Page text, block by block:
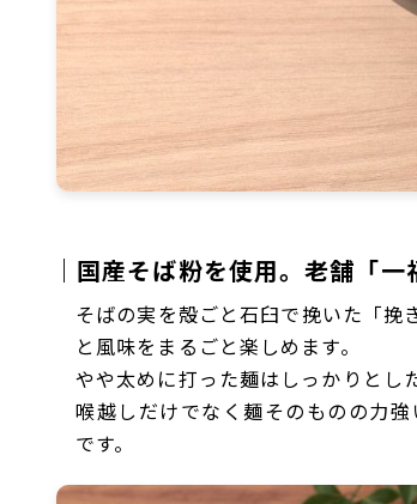
｜国産そば粉を使用。老舗「
そばの実を殻ごと石臼で挽いた「挽
と風味をまるごと楽しめます。
やや太めに打った麺はしっかりとし
喉越しだけでなく麺そのものの力
です。